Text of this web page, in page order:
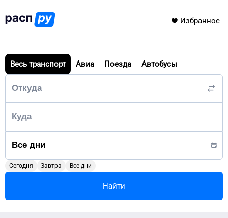
Избранное
Весь транспорт Авиа Поезда Автобусы
Сегодня Завтра Все дни
Найти